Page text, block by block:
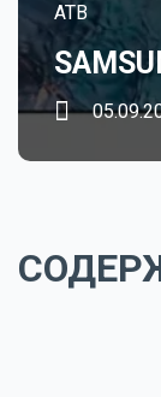
ATB